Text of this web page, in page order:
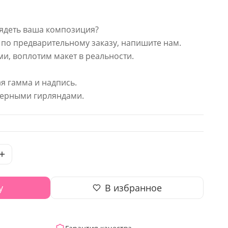
ваша композиция?
предварительному заказу, напишите нам.
воплотим макет в реальности.
гамма и надпись.
гирляндами.
В избранное